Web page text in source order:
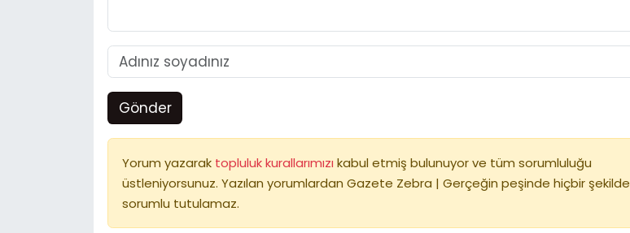
Gönder
Yorum yazarak topluluk kurallarımızı kabul etmiş bulunuyor ve tüm sorumluluğu
üstleniyorsunuz. Yazılan yorumlardan Gazete Zebra | Gerçeğin peşinde hiçbir şekilde
sorumlu tutulamaz.